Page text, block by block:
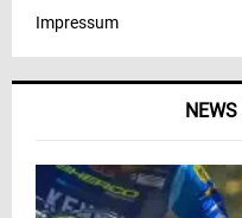
NEWS
Impressum